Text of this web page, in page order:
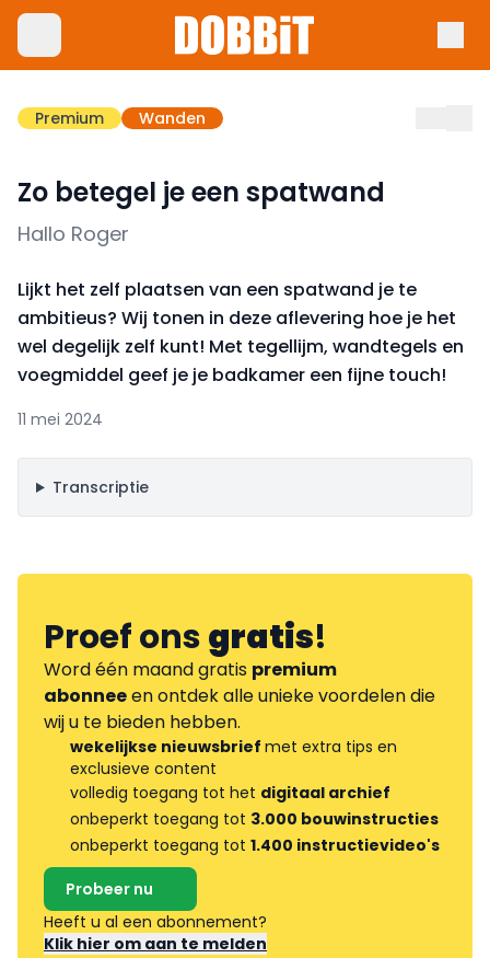
Premium Wanden
Zo betegel je een spatwand
Hallo Roger
Lijkt het zelf plaatsen van een spatwand je te
ambitieus? Wij tonen in deze aflevering hoe je het
wel degelijk zelf kunt! Met tegellijm, wandtegels en
voegmiddel geef je je badkamer een fijne touch!
11 mei 2024
Transcriptie
Proef onsgratis!
Word één maand gratis premium
abonneeen ontdek alle unieke voordelen die
wij u te bieden hebben.
wekelijkse nieuwsbrief met extra tips en
exclusieve content
volledig toegang tot het digitaal archief
onbeperkt toegang tot 3.000 bouwinstructies
onbeperkt toegang tot 1.400 instructievideo's
Probeer nu
Heeft u al een abonnement?
Klik hier om aan te melden